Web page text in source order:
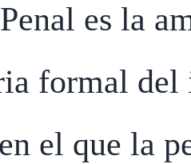
es la
formal del
el que la